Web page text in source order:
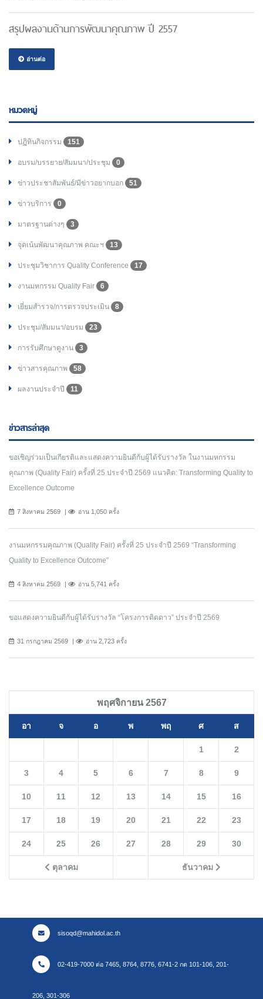
สรุปผลงานด้านการพัฒนาคุณภาพ ปี 2557
อ่านต่อ
หมวดหมู่
ปฏิทินกิจกรรม 151
อบรม/บรรยาย/สัมมนา/ประชุม 0
ข่าวประชาสัมพันธ์/มีข่าวอยากบอก 51
ข่าวบริการ 0
มาตรฐานต่างๆ 3
จุดเน้นพัฒนาคุณภาพ คณะฯ 13
ประชุมวิชาการ Quality Conference 17
งานมหกรรม Quality Fair 6
เยี่ยมสำรวจ/การตรวจประเมิน 8
ประชุม/สัมมนา/อบรม 23
การรับศึกษาดูงาน 3
ข่าวสารคุณภาพ 58
ผลงานประจำปี 11
ข่าวสารล่าสุด
ขอเชิญร่วมเป็นเกียรติและแสดงความยินดีกับผู้ได้รับรางวัล ในงานมหกรรม
คุณภาพ (Quality Fair) ครั้งที่ 25 ประจำปี 2569 แนวคิด: Transforming Quality to
Excellence Outcome
7 สิงหาคม 2569 อ่าน 1,050 ครั้ง
งานมหกรรมคุณภาพ (Quality Fair) ครั้งที่ 25 ประจำปี 2569 “Transforming
Quality to Excellence Outcome”
4 สิงหาคม 2569 อ่าน 5,741 ครั้ง
ขอแสดงความยินดีกับผู้ได้รับรางวัล “โครงการติดดาว” ประจำปี 2569
31 กรกฎาคม 2569 อ่าน 2,723 ครั้ง
พฤศจิกายน 2567
อา จ อ พ พฤ ศ ส
ตุลาคม ธันวาคม
1 2
3 4 5 6 7 8 9
10 11 12 13 14 15 16
17 18 19 20 21 22 23
24 25 26 27 28 29 30
sisoqd@mahidol.ac.th
02-419-7000 ต่อ 7465, 8764, 8776, 6741-2 กด 101-106, 201-
206, 301-306